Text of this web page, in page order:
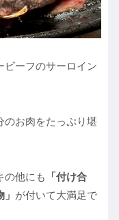
ビーフのサーロイン
のお肉をたっぷり堪
の他にも
「付け合
が付いて大満足で